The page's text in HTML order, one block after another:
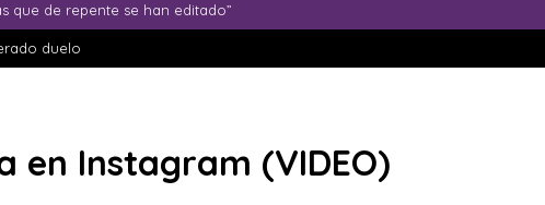
que de repente se han editado”
duelo
en Instagram (VIDEO)